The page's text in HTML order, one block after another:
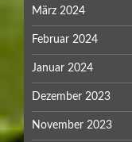
März 2024
Februar 2024
Januar 2024
Dezember 2023
November 2023